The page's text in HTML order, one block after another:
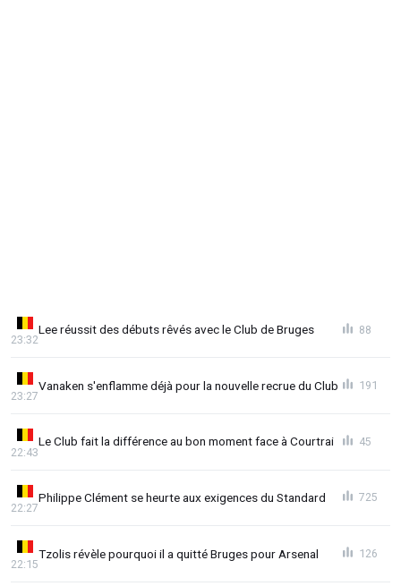
Lee réussit des débuts rêvés avec le Club de Bruges
23:32
88
Vanaken s'enflamme déjà pour la nouvelle recrue du Club
23:27
191
Le Club fait la différence au bon moment face à Courtrai
22:43
45
Philippe Clément se heurte aux exigences du Standard
22:27
725
Tzolis révèle pourquoi il a quitté Bruges pour Arsenal
22:15
126